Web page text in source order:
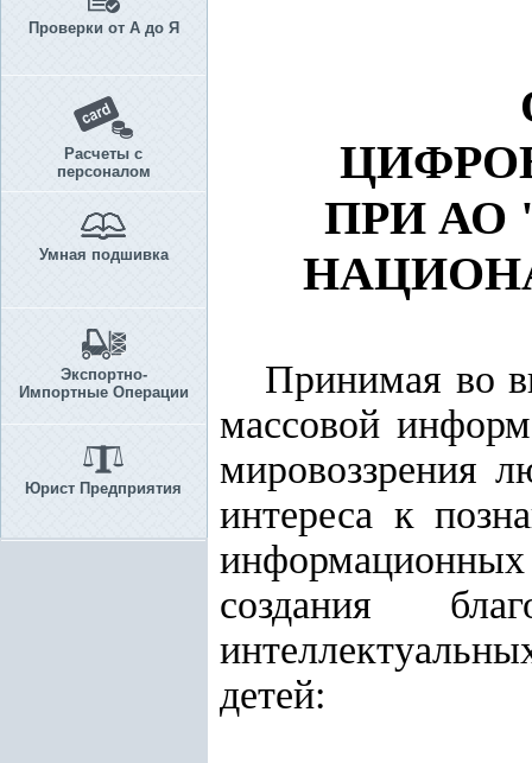
Проверки от А до Я
Расчеты с
персоналом
Умная подшивка
Экспортно-
Импортные Операции
Юрист Предприятия
ПРИ АО
Принимая во
массовой
мировоззрения
интереса к
создания
детей: